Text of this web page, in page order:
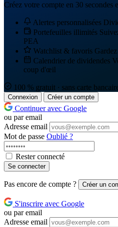
Créez votre compte en 30 secondes
Alertes personnalisées
Portefeuilles illimités
PEA
Watchlist & favoris
Calendrier de dividendes
coup d'œil
100 % gratuit · sans carte
Connexion Créer un compte
Continuer avec Google
ou par email
Adresse email
Mot de passe Oublié ?
Rester connecté
Se connecter
Pas encore de compte ? Créer un
S'inscrire avec Google
ou par email
Adresse email